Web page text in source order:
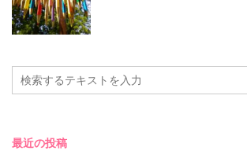
最近の投稿